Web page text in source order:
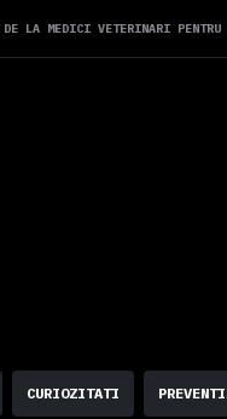
LA MEDICI VETERINARI PENTRU
CURIOZITATI